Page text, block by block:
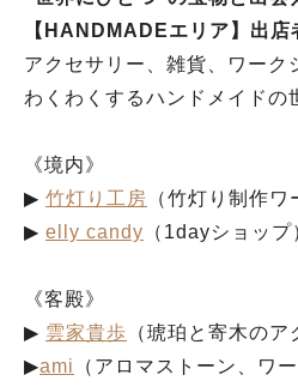
【HANDMADEエリア】出店
アクセサリー、雑貨、ワーク
わくわくするハンドメイドの
《境内》
▶︎ 竹灯り工房 （竹灯り制作ワ
▶︎ elly candy （1dayショップ
《客殿》
▶︎ 雲家貴歩 （琥珀と寄木のア
▶︎ami
（アロマストーン、ワ